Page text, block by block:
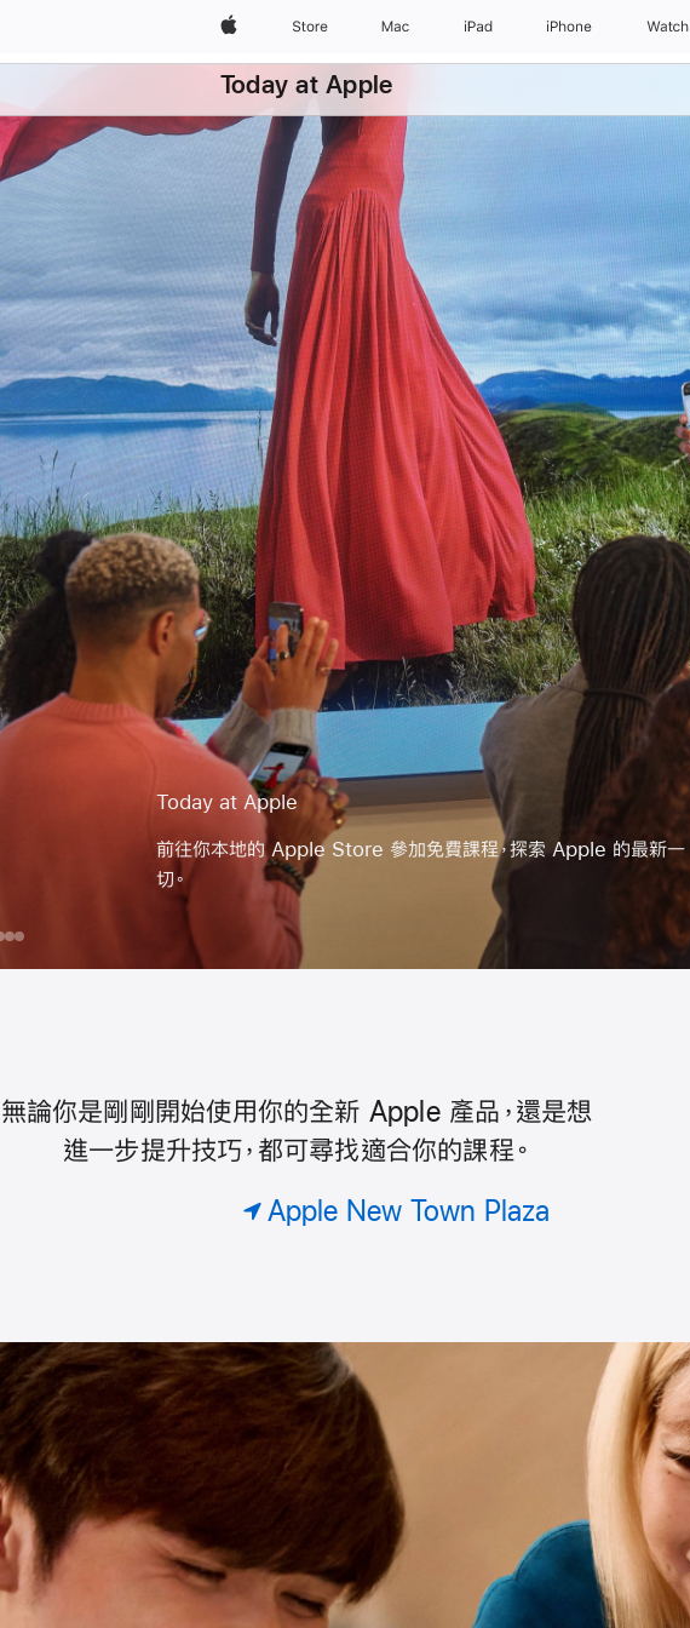
Apple Store Mac iPad iPhone Watch
Today at Apple
iPhone
Apple
Today at Apple
前往你本地的 Apple Store 參加免費課程，探索 Apple 的最新一
切。
Today
無論你是剛剛開始使用你的全新 Apple 產品，還是想
進一步提升技巧，都可尋找適合你的課程。
Apple New Town Plaza